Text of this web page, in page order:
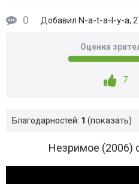
0 Добавил N-a-t-a-l-y-a,
Оценка
7
Благодарностей: 1 показать
Незримое (2006)